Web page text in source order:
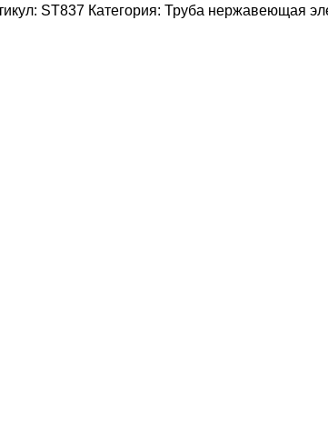
ST837 Категория: Труба нержавеющая